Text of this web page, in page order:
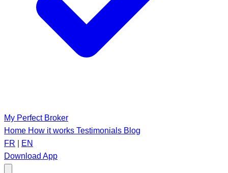
My Perfect Broker
Home How it works Testimonials Blog
FR
EN
Download App